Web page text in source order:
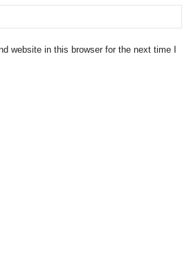
website in this browser for the next time I